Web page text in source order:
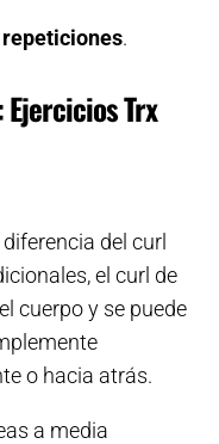
.
Trx
diferencia del curl
el curl de
cuerpo y se puede
o hacia atrás.
a media